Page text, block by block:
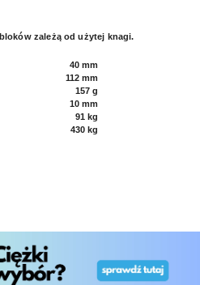
zależą od użytej knagi.
40 mm
112 mm
157 g
10 mm
91 kg
430 kg